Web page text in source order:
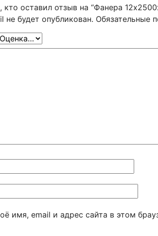
кто оставил отзыв на “Фанера
не будет опубликован. Обязательные
имя, email и адрес сайта в этом